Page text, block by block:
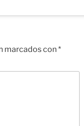
marcados con*